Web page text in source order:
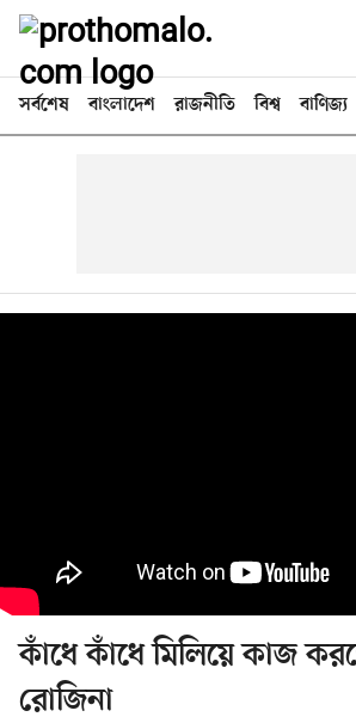
সর্বশেষ বাংলাদেশ রাজনীতি বিশ্ব বাণিজ্য
কাঁধে কাঁধে মিলিয়ে কাজ
রোজিনা